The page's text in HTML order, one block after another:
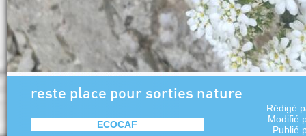
reste place pour sorties nature
ECOCAF
Rédigé
Modifié
Publié